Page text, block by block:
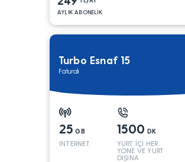
AYLIK ABONELİK
Turbo Esnaf 15
Faturalı
25 GB
INTERNET
1500 DK
YURT İÇİ HER
YÖNE VE YURT
DIŞINA